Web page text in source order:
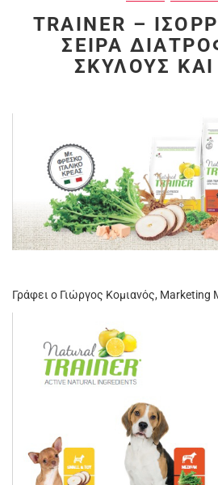
TRAINER –
ΣΕΙΡΆ
ΣΚΎΛΟΥΣ ΚΑΙ
Γράφει ο Γιώργος Κομιανός, Marketing